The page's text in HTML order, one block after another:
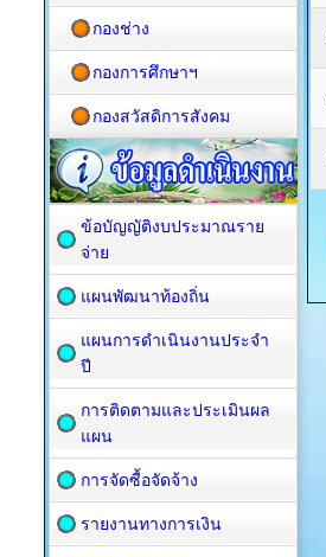
กองช่าง
กองการศึกษาฯ
กองสวัสดิการสังคม
ข้อบัญญัติงบประมาณราย
จ่าย
แผนพัฒนาท้องถิ่น
แผนการดำเนินงานประจำ
ปี
การติดตามและประเมินผล
แผน
การจัดซื้อจัดจ้าง
รายงานทางการเงิน